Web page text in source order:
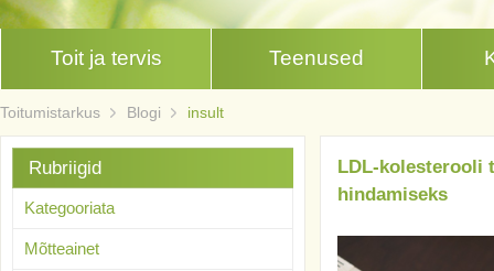
Toit ja tervis Teenused
Toitumistarkus Blogi insult
LDL-kolesterooli
hindamiseks
Rubriigid
Kategooriata
Mõtteainet